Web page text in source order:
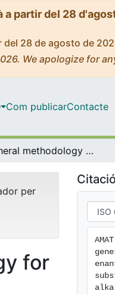
partir del 28
28 de agosto de
We apologize for
Com publicarContacte
A general methodology for the enantioselective synthesis of 1-substituted tetrahydroisoquinoline alkaloids
per
for
Citació